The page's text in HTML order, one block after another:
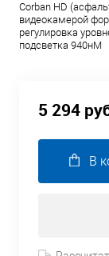
Corban HD
видеокамерой
регулировка
подсветка 940нМ
5 294
В